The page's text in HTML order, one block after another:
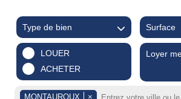
Type de bien Surface
LOUER
ACHETER
Loyer
MONTAUROUX ×